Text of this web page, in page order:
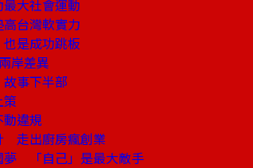
大社會運動
台灣軟實力
是成功跳板
岸差異
事下半部
違規
走出廚房瘋創業
夢 「自己」是最大敵手